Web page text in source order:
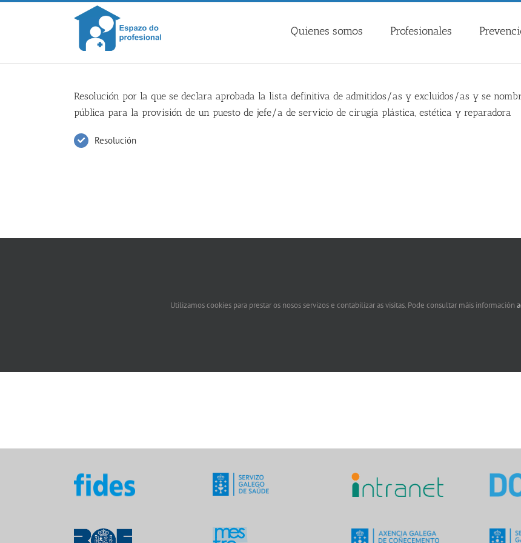
Skip
Quienes somos Profesionales
Resolución por la que se declara aprobada la lista definitiva de admitidos/as y excluidos/as y se
pública para la provisión de un puesto de jefe/a de servicio de cirugía plástica, estética y reparadora
Resolución
Utilizamos cookies para prestar os nosos servizos e contabilizar as visitas. Pode consultar máis información